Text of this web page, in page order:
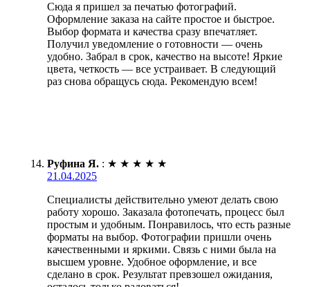
Сюда я пришел за печатью фотографий.
Оформление заказа на сайте простое и быстрое.
Выбор формата и качества сразу впечатляет.
Получил уведомление о готовности — очень
удобно. Забрал в срок, качество на высоте! Яркие
цвета, четкость — все устраивает. В следующий
раз снова обращусь сюда. Рекомендую всем!
Руфина Я. : ★ ★ ★ ★ ★
21.04.2025
Специалисты действительно умеют делать свою
работу хорошо. Заказала фотопечать, процесс был
простым и удобным. Понравилось, что есть разные
форматы на выбор. Фотографии пришли очень
качественными и яркими. Связь с ними была на
высшем уровне. Удобное оформление, и все
сделано в срок. Результат превзошел ожидания,